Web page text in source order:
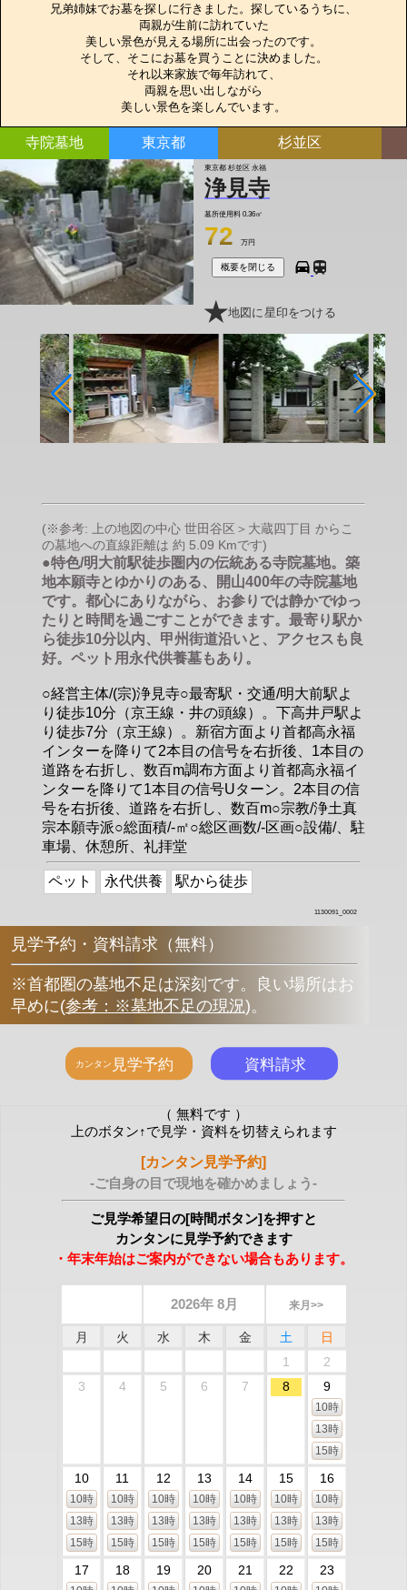
兄弟姉妹でお墓を探しに行きました。探しているうちに、
両親が生前に訪れていた
美しい景色が見える場所に出会ったのです。
そして、そこにお墓を買うことに決めました。
それ以来家族で毎年訪れて、
両親を思い出しながら
美しい景色を楽しんでいます。
寺院墓地 東京都 杉並区
東京都 杉並区 永福
浄見寺
墓所使用料 0.36㎡
72 万円
概要を閉じる
地図に星印をつける
(※参考: 上の地図の中心 世田谷区＞大蔵四丁目 からこ
の墓地への直線距離は 約 5.09 Kmです)
●特色/明大前駅徒歩圏内の伝統ある寺院墓地。築
地本願寺とゆかりのある、開山400年の寺院墓地
です。都心にありながら、お参りでは静かでゆっ
たりと時間を過ごすことができます。最寄り駅か
ら徒歩10分以内、甲州街道沿いと、アクセスも良
好。ペット用永代供養墓もあり。
○経営主体/(宗)浄見寺○最寄駅・交通/明大前駅よ
り徒歩10分（京王線・井の頭線）。下高井戸駅よ
り徒歩7分（京王線）。新宿方面より首都高永福
インターを降りて2本目の信号を右折後、1本目の
道路を右折し、数百m調布方面より首都高永福イ
ンターを降りて1本目の信号Uターン。2本目の信
号を右折後、道路を右折し、数百m○宗教/浄土真
宗本願寺派○総面積/-㎡○総区画数/-区画○設備/、駐
車場、休憩所、礼拝堂
ペット 永代供養 駅から徒歩
1130091_0002
見学予約・資料請求（無料）
※首都圏の墓地不足は深刻です。良い場所はお
早めに(参考：※墓地不足の現況)。
（ 無料です ）
上のボタン↑で見学・資料を切替えられます
[カンタン見学予約]
-ご自身の目で現地を確かめましょう-
ご見学希望日の[時間ボタン]を押すと
カンタンに見学予約できます
・年末年始はご案内ができない場合もあります。
2026年 8月 来月>>
月 火 水 木 金 土
日
1
2
3
4 5 6 7 8 9
10時
13時
15時
10
10時
13時
15時
11
10時
13時
15時
12
10時
13時
15時
13
10時
13時
15時
14
10時
13時
15時
15
10時
13時
15時
16
10時
13時
15時
17 18 19 20 21 22 23